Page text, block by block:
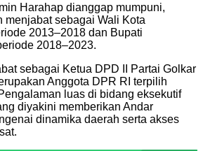
Harahap dianggap mumpuni,
menjabat sebagai Wali Kota
2013–2018 dan Bupati
2018–2023.
sebagai Ketua DPD II Partai Golkar
Anggota DPR RI terpilih
luas di bidang eksekutif
diyakini memberikan Andar
dinamika daerah serta akses